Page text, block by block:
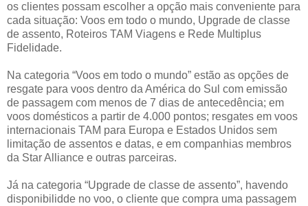
os clientes possam escolher a opção mais conveniente para
cada situação: Voos em todo o mundo, Upgrade de classe
de assento, Roteiros TAM Viagens e Rede Multiplus
Fidelidade.
Na categoria “Voos em todo o mundo” estão as opções de
resgate para voos dentro da América do Sul com emissão
de passagem com menos de 7 dias de antecedência; em
voos domésticos a partir de 4.000 pontos; resgates em voos
internacionais TAM para Europa e Estados Unidos sem
limitação de assentos e datas, e em companhias membros
da Star Alliance e outras parceiras.
Já na categoria “Upgrade de classe de assento”, havendo
disponibilidde no voo, o cliente que compra uma passagem